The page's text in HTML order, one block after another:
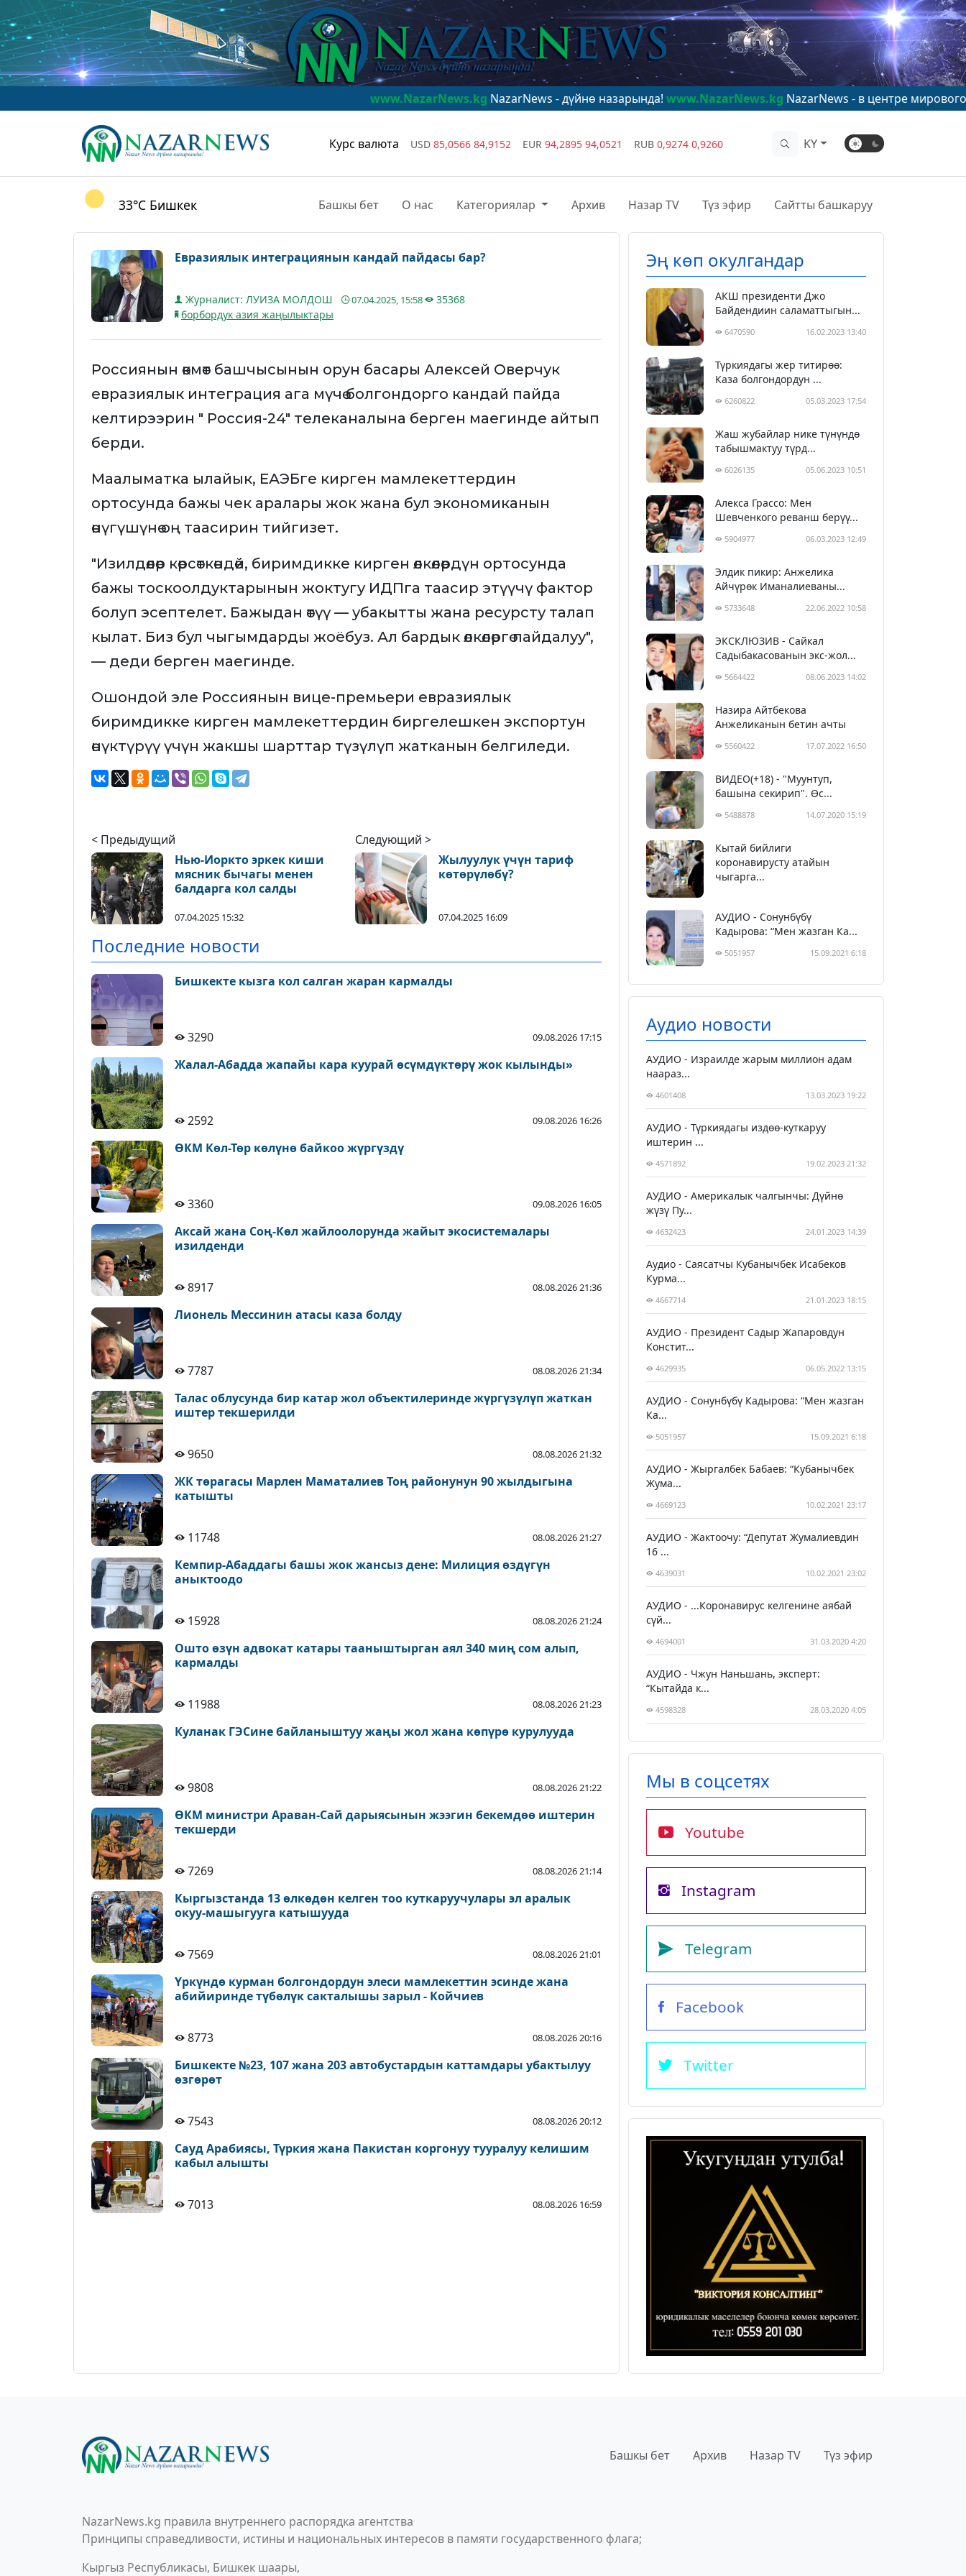
www.NazarNews.kgNazarNews - дүйнө назарында!www.NazarNews.kgNazarNews - в центре мирового внимания!
Курс валюта USD 85,0566 84,9152 EUR 94,2895 94,0521 RUB 0,9274 0,9260 KY
33°C Бишкек Башкы бет О нас Категориялар Архив Назар TV Түз эфир Сайтты башкаруу
Евразиялык интеграциянын кандай пайдасы бар?
Журналист: ЛУИЗА МОЛДОШ 07.04.2025, 15:58
35368
борбордук азия жаңылыктары
Россиянын өкмөт башчысынын орун басары Алексей Оверчук
евразиялык интеграция ага мүчө болгондорго кандай пайда
келтирээрин " Россия-24" телеканалына берген маегинде айтып
берди.
Маалыматка ылайык, ЕАЭБге кирген мамлекеттердин
ортосунда бажы чек аралары жок жана бул экономиканын
өнүгүшүнө оң таасирин тийгизет.
"Изилдөөлөр көрсөткөндөй, биримдикке кирген өлкөлөрдүн ортосунда
бажы тоскоолдуктарынын жоктугу ИДПга таасир этүүчү фактор
болуп эсептелет. Бажыдан өтүү — убакытты жана ресурсту талап
кылат. Биз бул чыгымдарды жоёбуз. Ал бардык өлкөлөргө пайдалуу",
— деди берген маегинде.
Ошондой эле Россиянын вице-премьери евразиялык
биримдикке кирген мамлекеттердин биргелешкен экспортун
өнүктүрүү үчүн жакшы шарттар түзүлүп жатканын белгиледи.
< Предыдущий
Нью-Иоркто эркек киши
мясник бычагы менен
балдарга кол салды
07.04.2025 15:32
Следующий >
Жылуулук үчүн тариф
көтөрүлөбү?
07.04.2025 16:09
Последние новости
Бишкекте кызга кол салган жаран кармалды
3290 09.08.2026 17:15
Жалал-Абадда жапайы кара куурай өсүмдүктөрү жок кылынды»
2592 09.08.2026 16:26
ӨКМ Көл-Төр көлүнө байкоо жүргүздү
3360 09.08.2026 16:05
Аксай жана Соң-Көл жайлоолорунда жайыт экосистемалары
изилденди
8917 08.08.2026 21:36
Лионель Мессинин атасы каза болду
7787 08.08.2026 21:34
Талас облусунда бир катар жол объектилеринде жүргүзүлүп жаткан
иштер текшерилди
9650 08.08.2026 21:32
ЖК төрагасы Марлен Маматалиев Тоң районунун 90 жылдыгына
катышты
11748 08.08.2026 21:27
Кемпир-Абаддагы башы жок жансыз дене: Милиция өздүгүн
аныктоодо
15928 08.08.2026 21:24
Ошто өзүн адвокат катары тааныштырган аял 340 миң сом алып,
кармалды
11988 08.08.2026 21:23
Куланак ГЭСине байланыштуу жаңы жол жана көпүрө курулууда
9808 08.08.2026 21:22
ӨКМ министри Араван-Сай дарыясынын жээгин бекемдөө иштерин
текшерди
7269 08.08.2026 21:14
Кыргызстанда 13 өлкөдөн келген тоо куткаруучулары эл аралык
окуу-машыгууга катышууда
7569 08.08.2026 21:01
Үркүндө курман болгондордун элеси мамлекеттин эсинде жана
абийиринде түбөлүк сакталышы зарыл - Койчиев
8773 08.08.2026 20:16
Бишкекте №23, 107 жана 203 автобустардын каттамдары убактылуу
өзгөрөт
7543 08.08.2026 20:12
Сауд Арабиясы, Түркия жана Пакистан коргонуу тууралуу келишим
кабыл алышты
7013 08.08.2026 16:59
Эң көп окулгандар
АКШ президенти Джо
Байдендиин саламаттыгын...
6470590 16.02.2023 13:40
Түркиядагы жер титирөө:
Каза болгондордун ...
6260822 05.03.2023 17:54
Жаш жубайлар нике түнүндө
табышмактуу түрд...
6026135 05.06.2023 10:51
Алекса Грассо: Мен
Шевченкого реванш берүү...
5904977 06.03.2023 12:49
Элдик пикир: Анжелика
Айчүрөк Иманалиеваны...
5733648 22.06.2022 10:58
ЭКСКЛЮЗИВ - Сайкал
Садыбакасованын экс-жол...
5664422 08.06.2023 14:02
Назира Айтбекова
Анжеликанын бетин ачты
5560422 17.07.2022 16:50
ВИДЕО(+18) - "Муунтуп,
башына секирип". Өс...
5488878 14.07.2020 15:19
Кытай бийлиги
коронавирусту атайын
чыгарга...
АУДИО - Сонунбүбү
Кадырова: “Мен жазган Ка...
5051957 15.09.2021 6:18
Аудио новости
АУДИО - Израилде жарым миллион адам
наараз...
4601408 13.03.2023 19:22
АУДИО - Түркиядагы издөө-куткаруу
иштерин ...
4571892 19.02.2023 21:32
АУДИО - Америкалык чалгынчы: Дүйнө
жүзү Пу...
4632423 24.01.2023 14:39
Аудио - Саясатчы Кубанычбек Исабеков
Курма...
4667714 21.01.2023 18:15
АУДИО - Президент Садыр Жапаровдун
Констит...
4629935 06.05.2022 13:15
АУДИО - Сонунбүбү Кадырова: “Мен жазган
Ка...
5051957 15.09.2021 6:18
АУДИО - Жыргалбек Бабаев: “Кубанычбек
Жума...
4669123 10.02.2021 23:17
АУДИО - Жактоочу: “Депутат Жумалиевдин
16 ...
4639031 10.02.2021 23:02
АУДИО - ...Коронавирус келгенине аябай
сүй...
4694001 31.03.2020 4:20
АУДИО - Чжун Наньшань, эксперт:
“Кытайда к...
4598328 28.03.2020 4:05
Мы в соцсетях
Youtube
Instagram
Telegram
Facebook
Twitter
Башкы бет Архив Назар TV Түз эфир
NazarNews.kg правила внутреннего распорядка агентства
Принципы справедливости, истины и национальных интересов в памяти государственного флага;
Кыргыз Республикасы, Бишкек шаары,